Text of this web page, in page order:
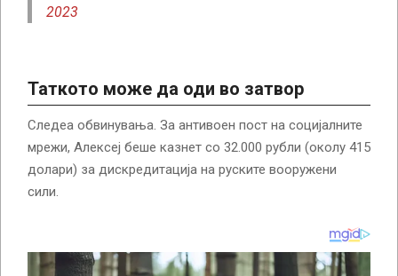
2023
Таткото може да оди во затвор
Следеа обвинувања. За антивоен пост на социјалните
мрежи, Алексеј беше казнет со 32.000 рубли (околу 415
долари) за дискредитација на руските вооружени
сили.